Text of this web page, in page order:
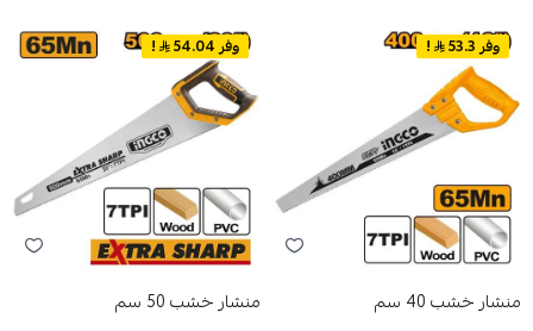
وفر 53.3 !
منشار خشب 40 سم
وفر 54.04 !
منشار خشب 50 سم